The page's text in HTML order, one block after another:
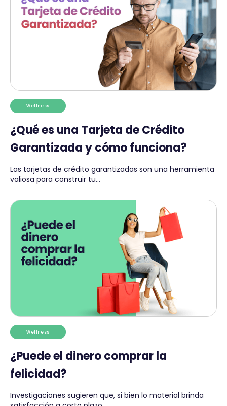
Wellness
¿Qué es una Tarjeta de Crédito
Garantizada y cómo funciona?
Las tarjetas de crédito garantizadas son una herramienta
valiosa para construir tu...
Wellness
¿Puede el dinero comprar la
felicidad?
Investigaciones sugieren que, si bien lo material brinda